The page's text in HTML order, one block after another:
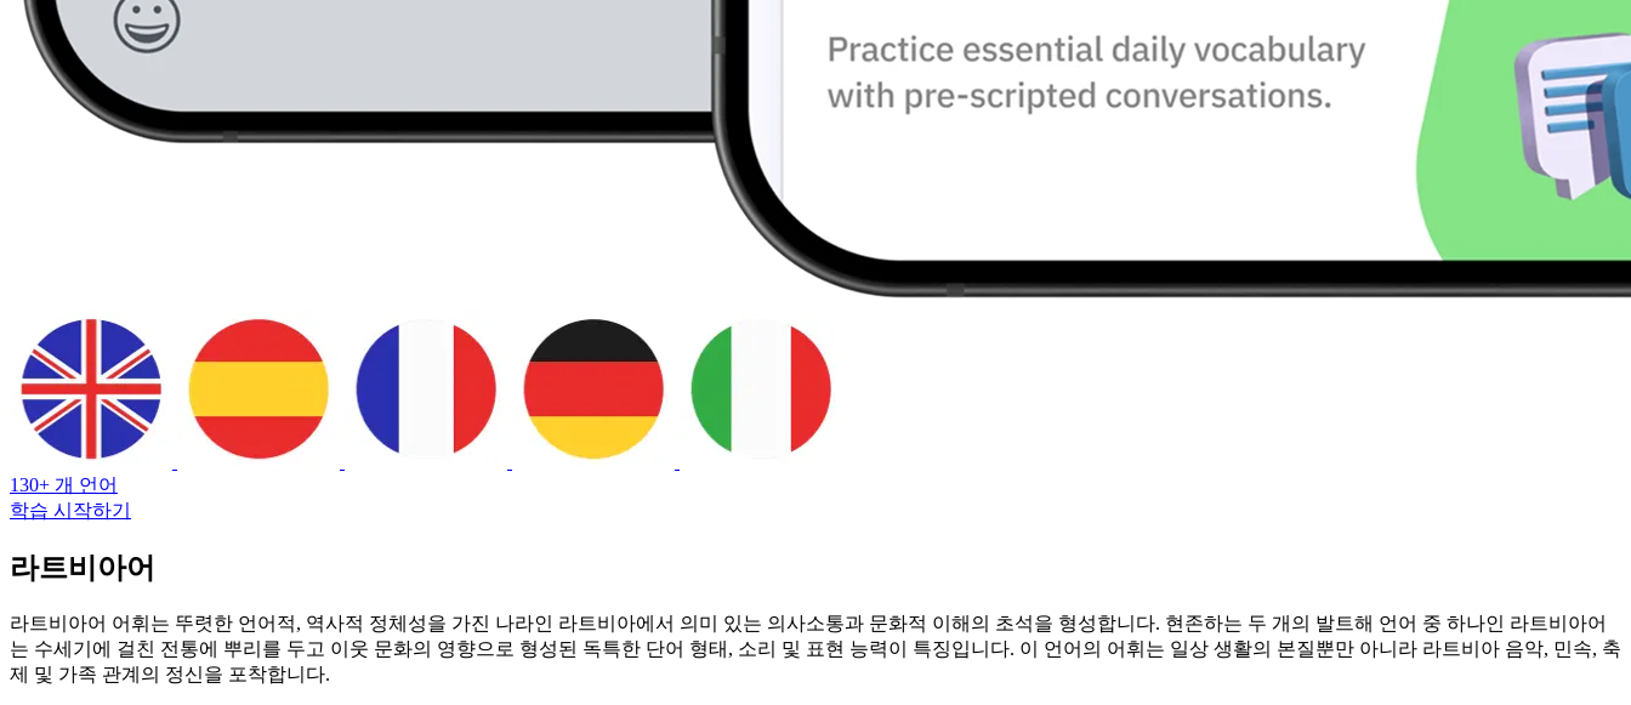
130+ 개 언어
학습 시작하기
라트비아어
라트비아어 어휘는 뚜렷한 언어적, 역사적 정체성을 가진 나라인 라트비아에서 의미 있는 의사소통과 문화적 이해의 초석을 형성합니다. 현존하는 두 개의 발트해 언어 중 하나인 라트비아어
는 수세기에 걸친 전통에 뿌리를 두고 이웃 문화의 영향으로 형성된 독특한 단어 형태, 소리 및 표현 능력이 특징입니다. 이 언어의 어휘는 일상 생활의 본질뿐만 아니라 라트비아 음악, 민속, 축
제 및 가족 관계의 정신을 포착합니다.